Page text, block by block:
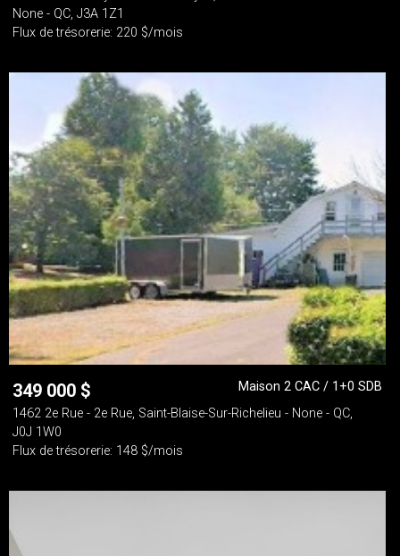
None - QC, J3A 1Z1
Flux de trésorerie: 220 $/mois
349 000 $
Maison 2 CAC / 1+0 SDB
1462 2e Rue - 2e Rue, Saint-Blaise-Sur-Richelieu - None - QC,
J0J 1W0
Flux de trésorerie: 148 $/mois